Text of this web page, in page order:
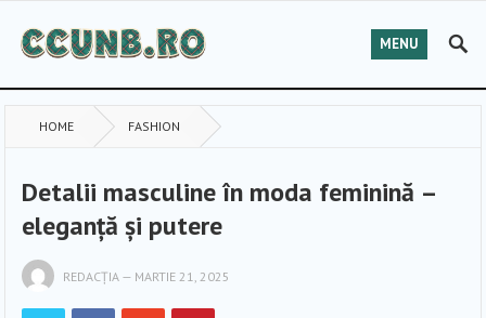
MENU
HOME FASHION
Detalii masculine în moda feminină –
eleganță și putere
REDACȚIA — MARTIE 21, 2025